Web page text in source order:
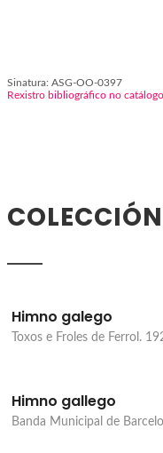
Sinatura: ASG-OO-0397
Rexistro bibliográfico no
Himno galego
Toxos e Froles de Ferrol.
Himno gallego
Banda Municipal de